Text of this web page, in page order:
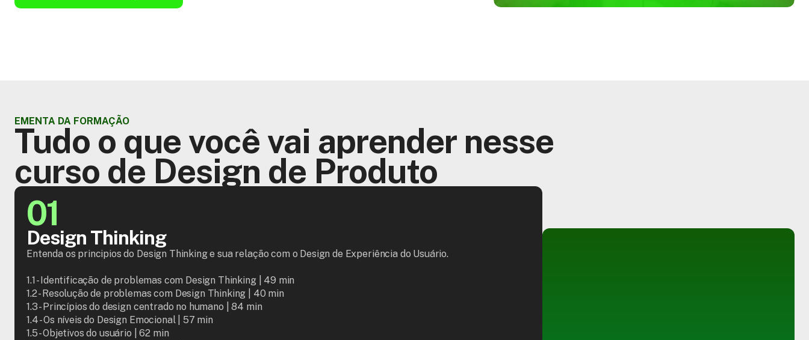
EMENTA DA FORMAÇÃO
Tudo o que você vai aprender nesse
curso de Design de Produto
01
Design Thinking
Entenda os principios do Design Thinking e sua relação com o Design de Experiência do Usuário.
1.1 - Identificação de problemas com Design Thinking | 49 min
1.2 - Resolução de problemas com Design Thinking | 40 min
1.3 - Princípios do design centrado no humano | 84 min
1.4 - Os níveis do Design Emocional | 57 min
1.5 - Objetivos do usuário | 62 min